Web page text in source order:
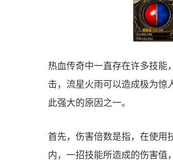
热血传奇中一直存在许多技能
击，流星火雨可以造成极为惊
此强大的原因之一。
首先，伤害倍数是指，在使用
内，一招技能所造成的伤害值